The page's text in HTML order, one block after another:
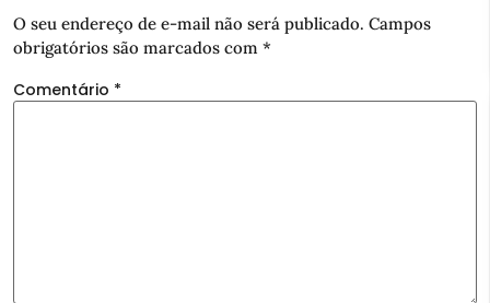
O seu endereço de e-mail não será publicado. Campos
obrigatórios são marcados com *
Comentário *